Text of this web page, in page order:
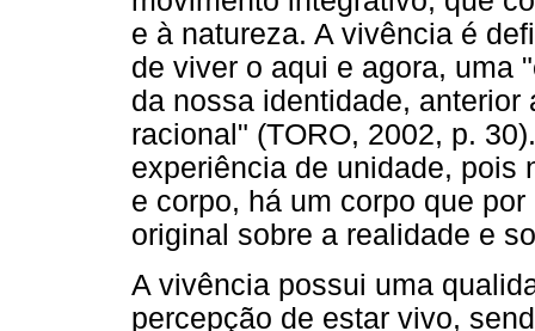
e à natureza. A vivência é
de viver o aqui e agora, uma
da nossa identidade,
racional" (TORO, 2002, p.
experiência de unidade, pois
e corpo, há um corpo que
original sobre a realidade e
A vivência possui uma
percepção de estar vivo,